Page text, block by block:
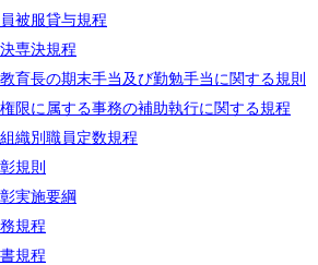
被服貸与規程
専決規程
育長の期末手当及び勤勉手当に関する規則
限に属する事務の補助執行に関する規程
織別職員定数規程
規則
実施要綱
規程
規程